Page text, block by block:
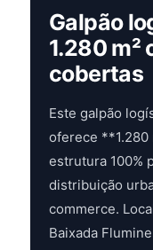
Galpão
1.280 m²
cobertas
Este galpão
oferece **1.280
estrutura 100%
distribuição
commerce.
Baixada